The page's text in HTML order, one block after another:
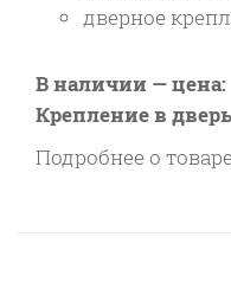
дверное
В наличии — цена:
Крепление в дверь
Подробнее о